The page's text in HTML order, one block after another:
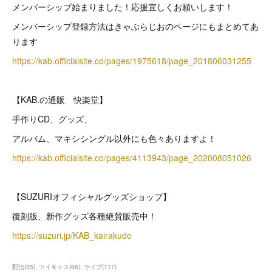
メンバーシップ始まりました！応援宜しくお願いします！
メンバーシップ登録方法はきゃぶらじおのページにもまとめてあ
ります
https://kab.officialsite.co/pages/1975618/page_201806031255
【KAB.の通販 快楽堂】
手作りCD、グッズ、
アルバム、マキシシングル以外にも色々ありますよ！
https://kab.officialsite.co/pages/4113943/page_202008051026
【SUZURIオフィシャルグッズショップ】
復刻版、新作グッズ各種絶賛販売中！
https://suzuri.jp/KAB_kairakudo
配信(35) ツイキャス(66) ライブ(117)